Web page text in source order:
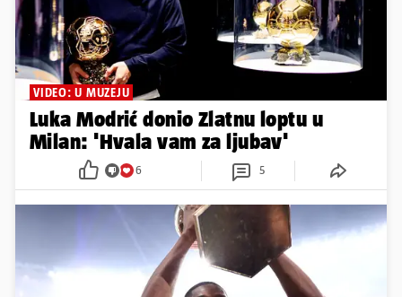
VIDEO: U MUZEJU
Luka Modrić donio Zlatnu loptu u
Milan: 'Hvala vam za ljubav'
6 5